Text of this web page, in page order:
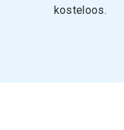
kosteloos.